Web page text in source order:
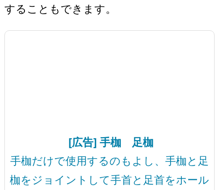
することもできます。
[広告] 手枷 足枷
手枷だけで使用するのもよし、手枷と足
枷をジョイントして手首と足首をホール